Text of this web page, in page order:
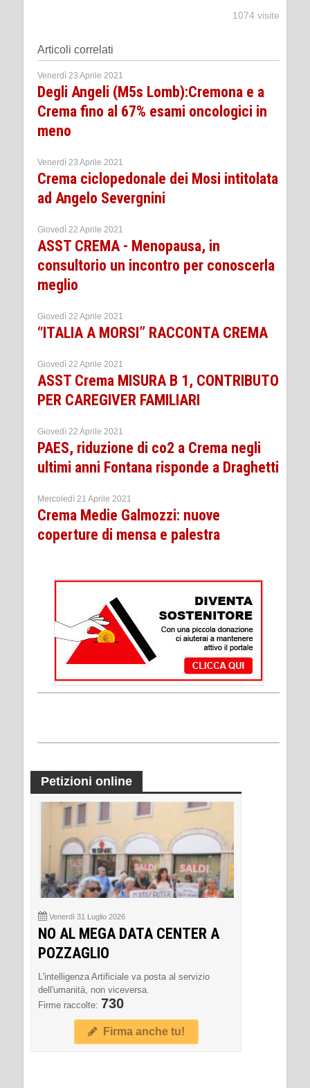
1074 visite
Articoli correlati
Venerdì 23 Aprile 2021
Degli Angeli (M5s Lomb):Cremona e a
Crema fino al 67% esami oncologici in
meno
Venerdì 23 Aprile 2021
Crema ciclopedonale dei Mosi intitolata
ad Angelo Severgnini
Giovedì 22 Aprile 2021
ASST CREMA - Menopausa, in
consultorio un incontro per conoscerla
meglio
Giovedì 22 Aprile 2021
“ITALIA A MORSI” RACCONTA CREMA
Giovedì 22 Aprile 2021
ASST Crema MISURA B 1, CONTRIBUTO
PER CAREGIVER FAMILIARI
Giovedì 22 Aprile 2021
PAES, riduzione di co2 a Crema negli
ultimi anni Fontana risponde a Draghetti
Mercoledì 21 Aprile 2021
Crema Medie Galmozzi: nuove
coperture di mensa e palestra
Petizioni online
Venerdì 31 Luglio 2026
NO AL MEGA DATA CENTER A
POZZAGLIO
L'intelligenza Artificiale va posta al servizio
dell'umanità, non viceversa.
Firme raccolte: 730
Firma anche tu!